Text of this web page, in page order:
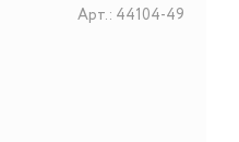
Арт.: 44104-49